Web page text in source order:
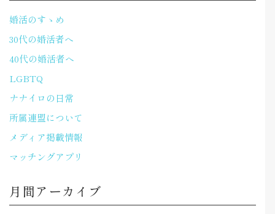
婚活のすゝめ
30代の婚活者へ
40代の婚活者へ
LGBTQ
ナナイロの日常
所属連盟について
メディア掲載情報
マッチングアプリ
月間アーカイブ